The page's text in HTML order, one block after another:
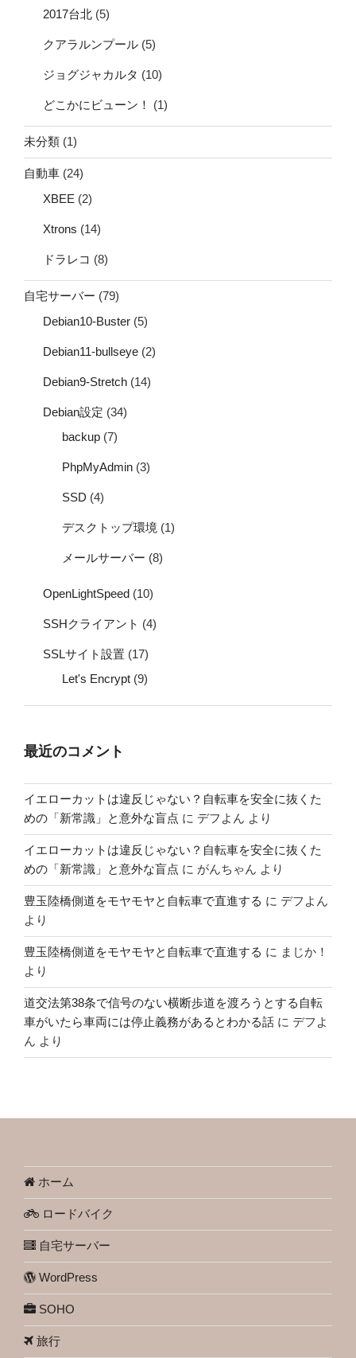
2017台北 (5)
クアラルンプール (5)
ジョグジャカルタ (10)
どこかにビューン！ (1)
未分類 (1)
自動車 (24)
XBEE (2)
Xtrons (14)
ドラレコ (8)
自宅サーバー (79)
Debian10-Buster (5)
Debian11-bullseye (2)
Debian9-Stretch (14)
Debian設定 (34)
backup (7)
PhpMyAdmin (3)
SSD (4)
デスクトップ環境 (1)
メールサーバー (8)
OpenLightSpeed (10)
SSHクライアント (4)
SSLサイト設置 (17)
Let's Encrypt (9)
最近のコメント
イエローカットは違反じゃない？自転車を安全に抜くた
めの「新常識」と意外な盲点 に デフよん より
イエローカットは違反じゃない？自転車を安全に抜くた
めの「新常識」と意外な盲点 に がんちゃん より
豊玉陸橋側道をモヤモヤと自転車で直進する に デフよん
より
豊玉陸橋側道をモヤモヤと自転車で直進する に まじか！
より
道交法第38条で信号のない横断歩道を渡ろうとする自転
車がいたら車両には停止義務があるとわかる話 に デフよ
ん より
ホーム
ロードバイク
自宅サーバー
WordPress
SOHO
旅行